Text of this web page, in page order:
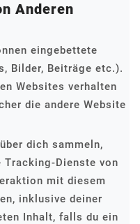
Anderen
eingebettete
Bilder, Beiträge etc.).
Websites verhalten
die andere Website
dich sammeln,
Dienste von
mit diesem
inklusive deiner
Inhalt, falls du ein